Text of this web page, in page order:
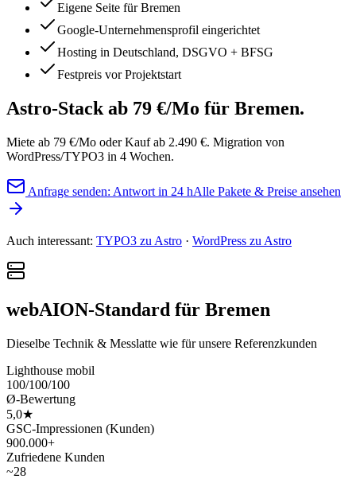
Eigene Seite für Bremen
Google-Unternehmensprofil eingerichtet
Hosting in Deutschland, DSGVO + BFSG
Festpreis vor Projektstart
Astro-Stack ab 79 €/Mo für Bremen.
Miete ab 79 €/Mo oder Kauf ab 2.490 €. Migration von
WordPress/TYPO3 in 4 Wochen.
Anfrage senden: Antwort in 24 hAlle Pakete & Preise ansehen
Auch interessant: TYPO3 zu Astro · WordPress zu Astro
webAION-Standard für Bremen
Dieselbe Technik & Messlatte wie für unsere Referenzkunden
Lighthouse mobil
100/100/100
Ø-Bewertung
5,0★
GSC-Impressionen (Kunden)
900.000+
Zufriedene Kunden
~28